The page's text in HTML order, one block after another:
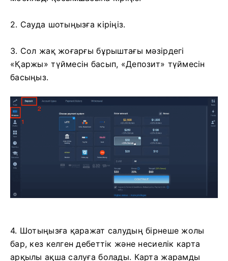
2. Сауда шотыңызға кіріңіз.
3. Сол жақ жоғарғы бұрыштағы мәзірдегі
«Қаржы» түймесін басып, «Депозит» түймесін
басыңыз.
4. Шотыңызға қаражат салудың бірнеше жолы
бар, кез келген дебеттік және несиелік карта
арқылы ақша салуға болады. Карта жарамды